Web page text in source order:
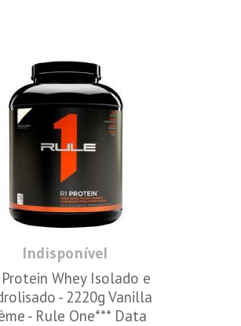
Indisponível
Protein Whey Isolado e
- 2220g Vanilla
- Rule One*** Data